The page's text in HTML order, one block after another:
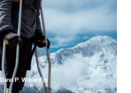
Devi P. Wihardjo